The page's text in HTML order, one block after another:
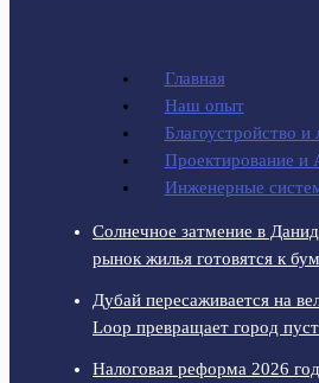
Главная
Наш опыт
Благоустройство
Проектирование и
Инженерные
Солнечное затмение в
рынок жилья готовятся к
Дубай пересаживается на
Loop превращает город
Налоговая реформа 2026